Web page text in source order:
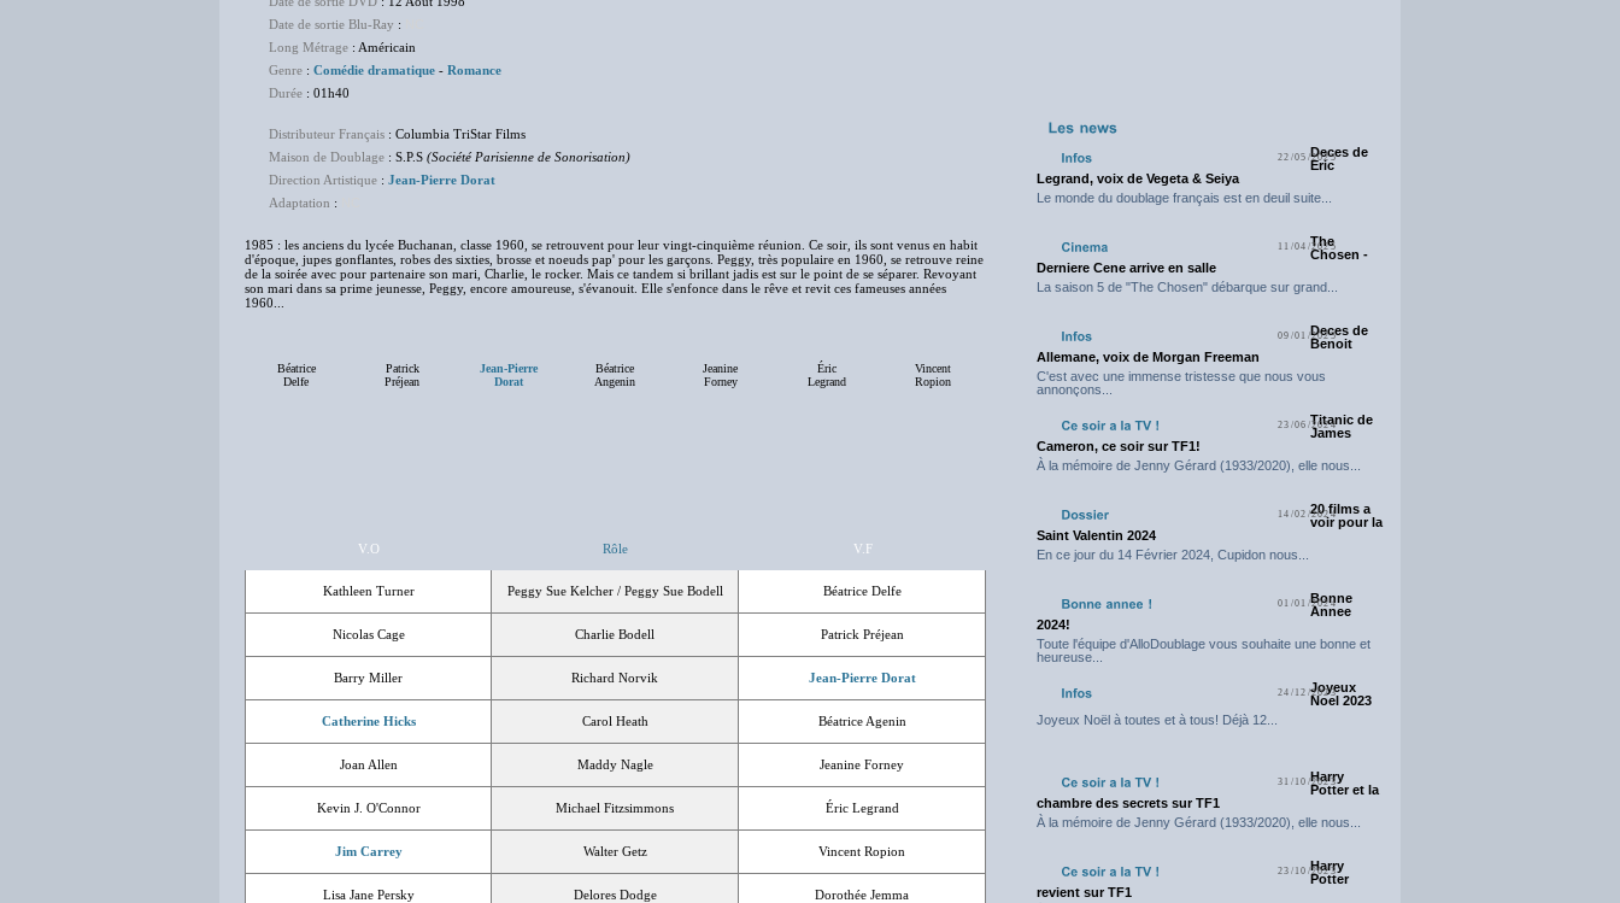
Date de sortie Blu-Ray :
Long Métrage : Américain
Genre : Comédie dramatique - Romance
Durée : 01h40
Distributeur Français : Columbia TriStar Films
Maison de Doublage : S.P.S (Société Parisienne de Sonorisation)
Direction Artistique : Jean-Pierre Dorat
Adaptation :
1985 : les anciens du lycée Buchanan, classe 1960, se retrouvent pour leur vingt-cinquième réunion. Ce soir, ils sont venus en habit
d'époque, jupes gonflantes, robes des sixties, brosse et noeuds pap' pour les garçons. Peggy, très populaire en 1960, se retrouve reine
de la soirée avec pour partenaire son mari, Charlie, le rocker. Mais ce tandem si brillant jadis est sur le point de se séparer. Revoyant
son mari dans sa prime jeunesse, Peggy, encore amoureuse, s'évanouit. Elle s'enfonce dans le rêve et revit ces fameuses années
1960...
Béatrice
Delfe
Patrick
Préjean
Jean-Pierre
Dorat
Béatrice
Angenin
Jeanine
Forney
Éric
Legrand
Vincent
Ropion
V.O Rôle V.F
Kathleen Turner Peggy Sue Kelcher / Peggy Sue Bodell Béatrice Delfe
Nicolas Cage Charlie Bodell Patrick Préjean
Barry Miller Richard Norvik Jean-Pierre Dorat
Catherine Hicks Carol Heath Béatrice Agenin
Joan Allen Maddy Nagle Jeanine Forney
Kevin J. O'Connor Michael Fitzsimmons Éric Legrand
Jim Carrey Walter Getz Vincent Ropion
Lisa Jane Persky Delores Dodge Dorothée Jemma
22/05/2025Deces de
Eric
Legrand, voix de Vegeta & Seiya
Le monde du doublage français est en deuil suite...
11/04/2025
The
Chosen -
Derniere Cene arrive en salle
La saison 5 de "The Chosen" débarque sur grand...
09/01/2025Deces de
Benoit
Allemane, voix de Morgan Freeman
C'est avec une immense tristesse que nous vous
annonçons...
23/06/2024Titanic de
James
Cameron, ce soir sur TF1!
À la mémoire de Jenny Gérard (1933/2020), elle nous...
14/02/202420 films a
voir pour la
Saint Valentin 2024
En ce jour du 14 Février 2024, Cupidon nous...
01/01/2024
Bonne
Annee
2024!
Toute l'équipe d'AlloDoublage vous souhaite une bonne et
heureuse...
24/12/2023
Joyeux
Noel 2023
Joyeux Noël à toutes et à tous! Déjà 12...
31/10/2023
Harry
Potter et la
chambre des secrets sur TF1
À la mémoire de Jenny Gérard (1933/2020), elle nous...
23/10/2023
Harry
Potter
revient sur TF1